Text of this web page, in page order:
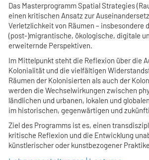
Das Masterprogramm Spatial Strategies
einen kritischen Ansatz zur
Verletzlichkeit von Räumen – insbesondere
(post-)migrantische, ökologische, digitale
erweiternde Perspektiven.
Im Mittelpunkt steht die Reflexion über die
Kolonialität und die vielfältigen
Räumen der Kolonisierten als auch der
werden die Wechselwirkungen zwischen
ländlichen und urbanen, lokalen und
im historischen, gegenwärtigen und
Ziel des Programms ist es, einen
kritische Reflexion und die Entwicklung
künstlerischer oder kunstbezogener